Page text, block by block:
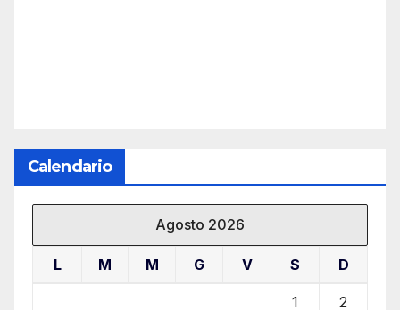
Calendario
Agosto 2026
L M M G V S D
1 2